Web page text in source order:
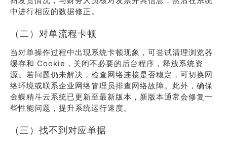
中进行相应的数据修正。
（二）对单流程卡顿
当对单操作过程中出现系统卡顿现象，可尝试清理浏览器
缓存和 Cookie，关闭不必要的后台程序，释放系统资
源。若问题仍未解决，检查网络连接是否稳定，可切换网
络环境或联系企业网络管理员排查网络故障。此外，确保
金蝶精斗云系统已更新至最新版本，新版本通常会修复一
些性能问题，提升系统运行速度。
（三）找不到对应单据